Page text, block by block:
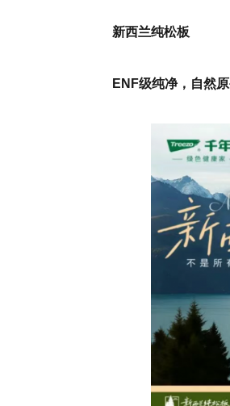
新西兰纯松板
ENF级纯净，自然